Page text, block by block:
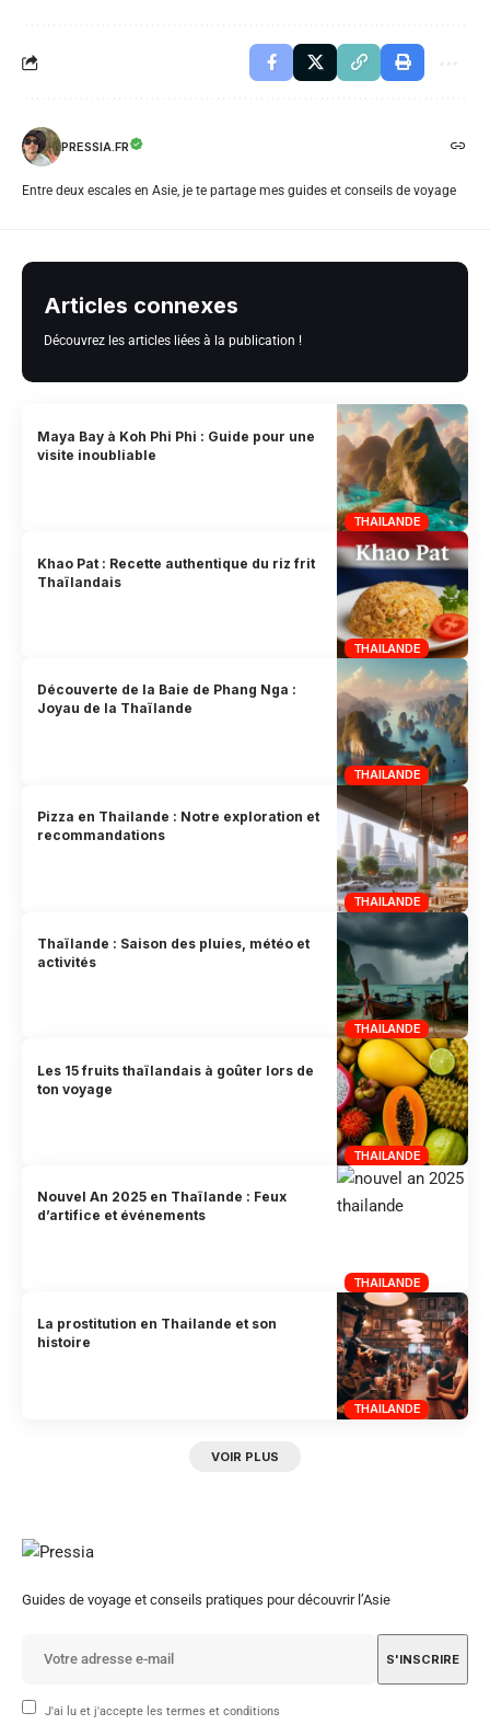
PRESSIA.FR
Entre deux escales en Asie, je te partage mes guides et conseils de voyage
Articles connexes
Découvrez les articles liées à la publication !
THAILANDE
Maya Bay à Koh Phi Phi : Guide pour une
visite inoubliable
THAILANDE
Khao Pat : Recette authentique du riz frit
Thaïlandais
THAILANDE
Découverte de la Baie de Phang Nga :
Joyau de la Thaïlande
THAILANDE
Pizza en Thailande : Notre exploration et
recommandations
THAILANDE
Thaïlande : Saison des pluies, météo et
activités
THAILANDE
Les 15 fruits thaïlandais à goûter lors de
ton voyage
THAILANDE
Nouvel An 2025 en Thaïlande : Feux
d’artifice et événements
THAILANDE
La prostitution en Thailande et son
histoire
VOIR PLUS
Guides de voyage et conseils pratiques pour découvrir l’Asie
J'ai lu et j'accepte les termes et conditions